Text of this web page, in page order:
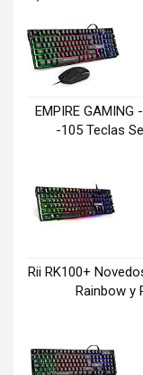
EMPIRE GAMING
-105 Teclas
Rii RK100+
Rainbow y